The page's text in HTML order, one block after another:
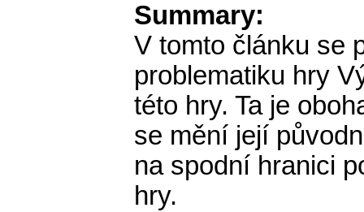
Summary:
V tomto článku se
problematiku hry
této hry. Ta je
se mění její
na spodní hranici
hry.